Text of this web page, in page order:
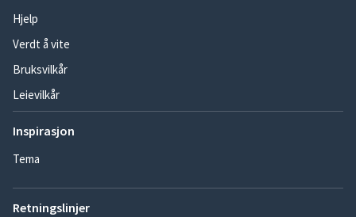
Hjelp
Verdt å vite
Bruksvilkår
Leievilkår
Inspirasjon
Tema
Retningslinjer